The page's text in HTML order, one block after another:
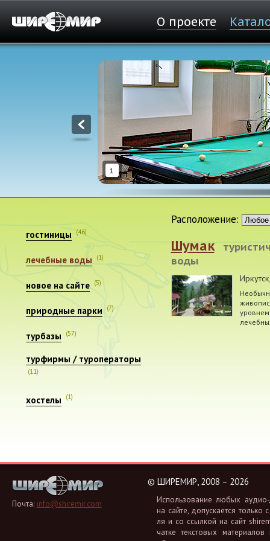
О проекте
1
гостиницы (46)
лечебные воды (1)
новое на сайте (5)
природные парки (7)
турбазы (57)
турфирмы / туроператоры
(11)
хостелы (1)
Расположение:
Шумак
воды
Иркутск
Почта: info@shiremir.com
© ШИРЕМИР, 2008 – 2026
Ис­поль­зо­ва­ние любых
на сайте, до­пус­ка­ет­ся
ля и со ссыл­кой на сайт
чат­ке тек­сто­вых